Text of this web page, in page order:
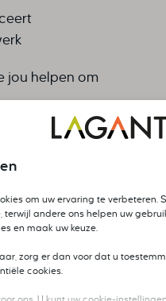
jou helpen om
jouw vraag over
training en op een
Wellicht zou het wel
meer op de structuur
nu dit model, dat
en in deze fase van
om uw ervaring te verbeteren.
andere ons helpen uw
en maak uw keuze.
zorg er dan voor dat u
cookies.